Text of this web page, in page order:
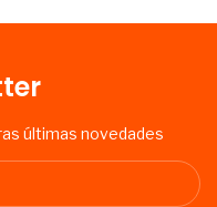
últimas novedades